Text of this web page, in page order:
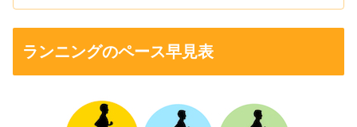
ランニングのペース早見表